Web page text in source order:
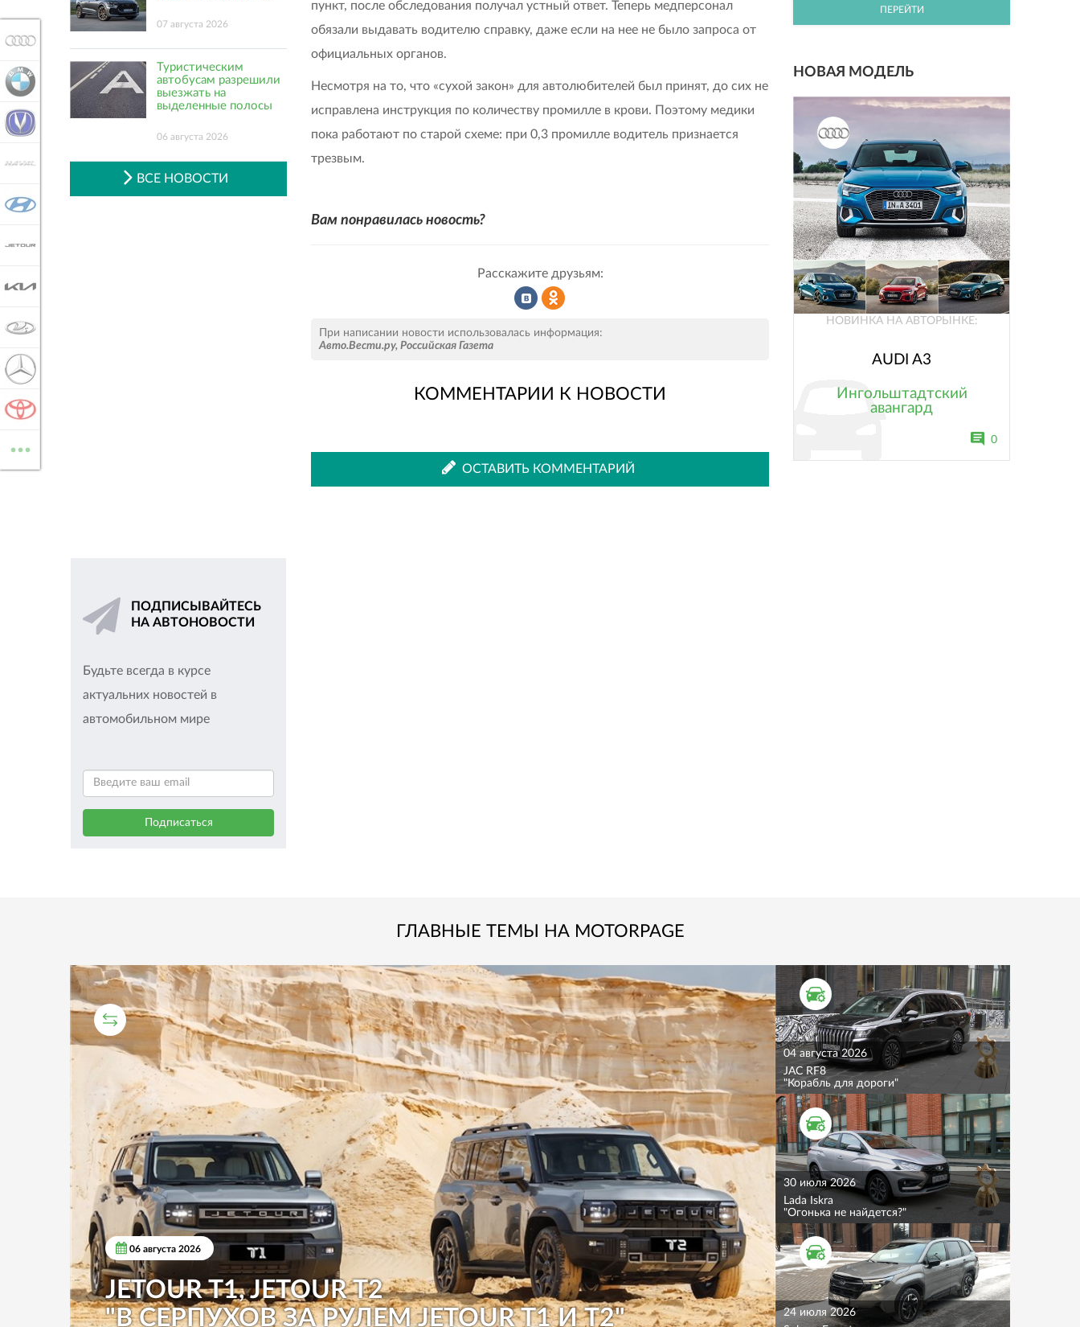
пункт, после обследования получал устный ответ. Теперь медперсонал
обязали выдавать водителю справку, даже если на нее не было запроса от
официальных органов.
Несмотря на то, что «сухой закон» для автолюбителей был принят, до сих не
исправлена инструкция по количеству промилле в крови. Поэтому медики
пока работают по старой схеме: при 0,3 промилле водитель признается
трезвым.
Вам понравилась новость?
Расскажите друзьям:
во
ВКонтакте
Одноклассниках
При написании новости использовалась информация:
Авто.Вести.ру, Российская Газета
КОММЕНТАРИИ К НОВОСТИ
ОСТАВИТЬ КОММЕНТАРИЙ
07 августа 2026
Туристическим
автобусам разрешили
выезжать на
выделенные полосы
06 августа 2026
ВСЕ НОВОСТИ
ПОДПИСЫВАЙТЕСЬ
НА АВТОНОВОСТИ
Будьте всегда в курсе
актуальних новостей в
автомобильном мире
ПЕРЕЙТИ
НОВАЯ МОДЕЛЬ
НОВИНКА НА АВТОРЫНКЕ:
AUDI A3
Ингольштадтский
авангард
0
ГЛАВНЫЕ ТЕМЫ НА MOTORPAGE
СРАВНИТЕЛЬНЫЙ ТЕСТ
06 августа 2026
JETOUR T1, JETOUR T2
"В СЕРПУХОВ ЗА РУЛЕМ JETOUR T1 И T2"
ТЕСТ ДРАЙВ
04 августа 2026
JAC RF8
"Корабль для дороги"
ТЕСТ ДРАЙВ
30 июля 2026
Lada Iskra
"Огонька не найдется?"
ТЕСТ ДРАЙВ
24 июля 2026
HAVAL
...